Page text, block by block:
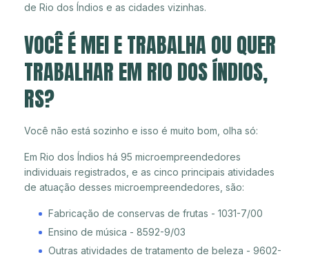
de Rio dos Índios e as cidades vizinhas.
VOCÊ É MEI E TRABALHA OU QUER
TRABALHAR EM RIO DOS ÍNDIOS,
RS?
Você não está sozinho e isso é muito bom, olha só:
Em Rio dos Índios há 95 microempreendedores
individuais registrados, e as cinco principais atividades
de atuação desses microempreendedores, são:
Fabricação de conservas de frutas - 1031-7/00
Ensino de música - 8592-9/03
Outras atividades de tratamento de beleza - 9602-